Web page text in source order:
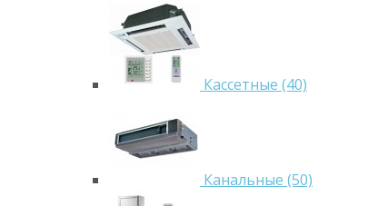
Кассетные (40)
Канальные (50)